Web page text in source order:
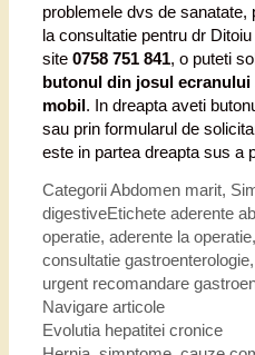
problemele dvs de
la consultatie pentru dr
site 0758 751 841, o puteti
butonul din josul
mobil. In dreapta aveti
sau prin formularul de
este in partea dreapta sus a
CategoriiAbdomen marit,
digestiveEtichete aderente
operatie, aderente la operatie,
consultatie gastroenterologie,
urgent recomandare
Navigare articole
Evolutia hepatitei cronice